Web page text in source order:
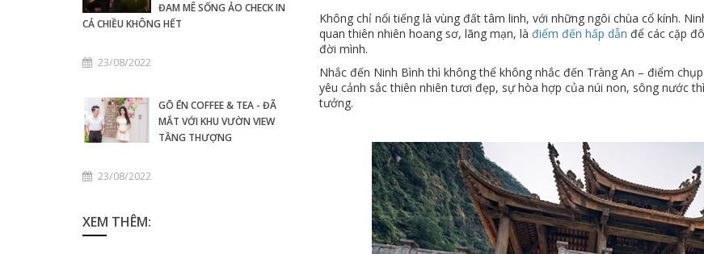
ĐAM MÊ SỐNG ẢO CHECK IN
CẢ CHIỀU KHÔNG HẾT
23/08/2022
GŌ ĒN COFFEE & TEA - ĐÃ
MẮT VỚI KHU VƯỜN VIEW
TẦNG THƯỢNG
23/08/2022
XEM THÊM:
Không chỉ nổi tiếng là vùng đất tâm linh, với những ngôi chùa cổ kính.
quan thiên nhiên hoang sơ, lãng mạn, là điểm đến hấp dẫn để các cặp
đời mình.
Nhắc đến Ninh Bình thì không thể không nhắc đến Tràng An – điểm
yêu cảnh sắc thiên nhiên tươi đẹp, sự hòa hợp của núi non, sông nước
tưởng.